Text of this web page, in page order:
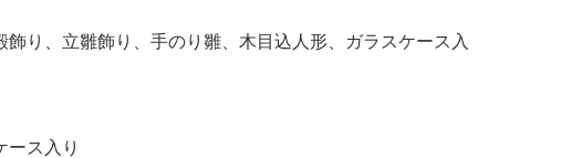
り、立雛飾り、手のり雛、木目込人形、ガラスケース入
ース入り